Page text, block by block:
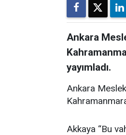
Ankara
yayımladı.
Ankara
Akkaya “Bu